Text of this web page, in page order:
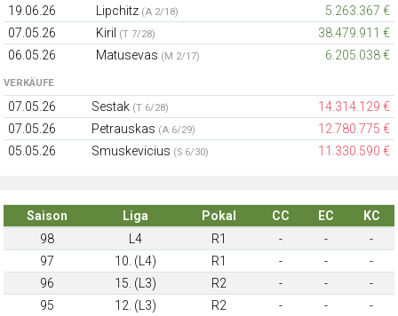
19.06.26 Lipchitz (A 2/18)
5.263.367 €
07.05.26
Kiril (T 7/28)
38.479.911 €
06.05.26
Matusevas (M 2/17) 6.205.038 €
VERKÄUFE
07.05.26 Sestak (T 6/28)
14.314.129 €
07.05.26
Petrauskas (A 6/29)
12.780.775 €
05.05.26
Smuskevicius (S 6/30) 11.330.590 €
Saison Liga Pokal CC EC
KC
98
L4 R1 - -
-
97
10. (L4) R1 - -
-
96
15. (L3) R2 - -
-
95
12. (L3) R2 - -
-